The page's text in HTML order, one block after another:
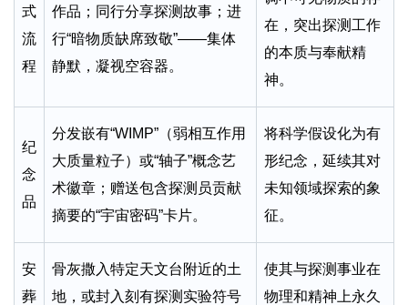
式
流
程
作品；同行分享探测故事；进
行“暗物质缺席致敬”——集体
静默，凝视空容器。
在，突出探测工作
的本质与奉献精
神。
纪
念
品
分发嵌有“WIMP”（弱相互作用
大质量粒子）或“轴子”概念艺
术徽章；赠送包含探测员贡献
摘要的“宇宙密码”卡片。
将科学假设化为有
形纪念，延续其对
未知领域探索的象
征。
安
葬
骨灰撒入特定天文台附近的土
地，或封入刻有探测实验符号
使其与探测事业在
物理和精神上永久